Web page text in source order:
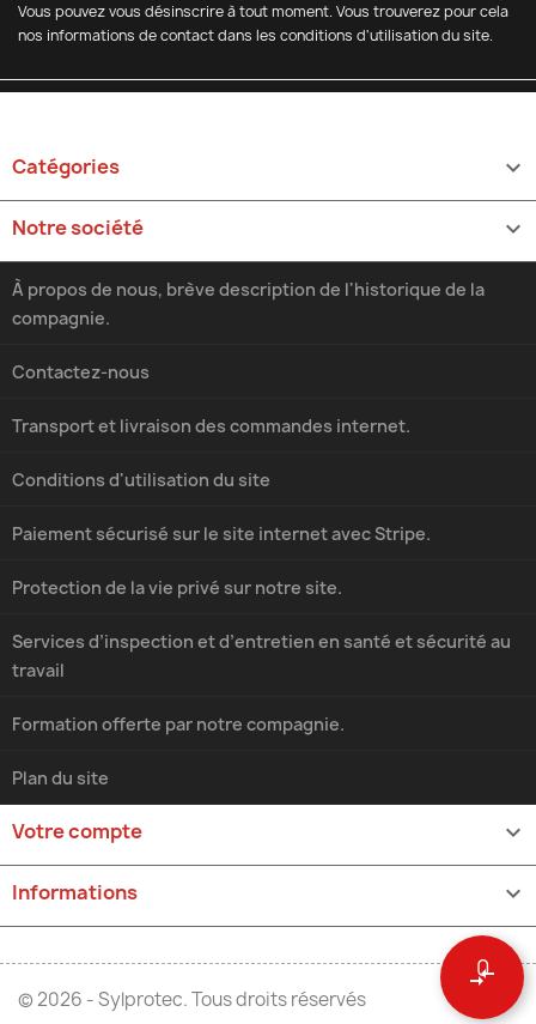
0
compare_arrows
Vous pouvez vous désinscrire à tout moment. Vous trouverez pour cela
nos informations de contact dans les conditions d'utilisation du site.
Catégories 
Notre société 
Transport et livraison des commandes internet.
Conditions d'utilisation du site
À propos de nous, brève description de l'historique de la
compagnie.
Paiement sécurisé sur le site internet avec Stripe.
Protection de la vie privé sur notre site.
Services d’inspection et d’entretien en santé et sécurité au
travail
Formation offerte par notre compagnie.
Contactez-nous
Plan du site
Votre compte 
Informations keyboard_arrow_down
© 2026 - Sylprotec. Tous droits réservés